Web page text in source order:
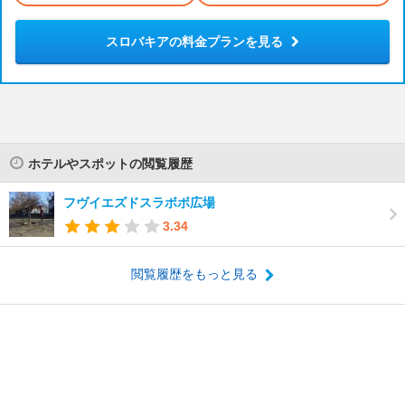
スロバキアの料金プランを見る
ホテルやスポットの閲覧履歴
フヴイエズドスラボボ広場
3.34
閲覧履歴をもっと見る